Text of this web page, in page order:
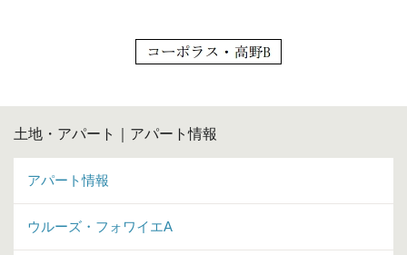
土地・アパート｜アパート情報
アパート情報
ウルーズ・フォワイエA